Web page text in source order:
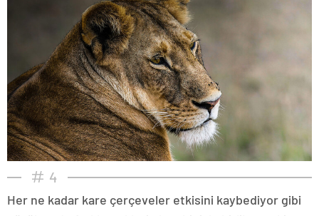
4
Her ne kadar kare çerçeveler etkisini kaybediyor gibi